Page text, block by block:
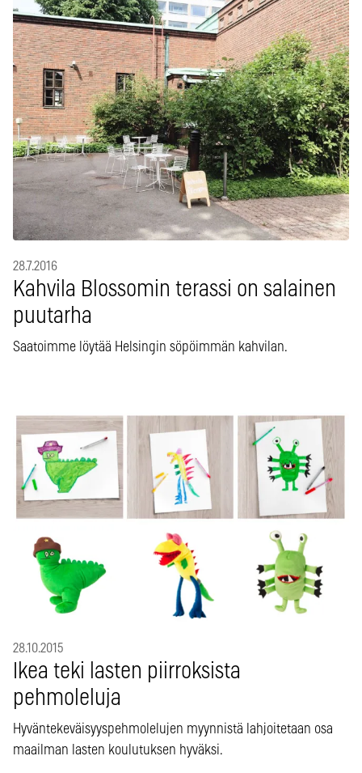
28.7.2016
Kahvila Blossomin terassi on salainen
puutarha
Saatoimme löytää Helsingin söpöimmän kahvilan.
28.10.2015
Ikea teki lasten piirroksista
pehmoleluja
Hyväntekeväisyyspehmolelujen myynnistä lahjoitetaan osa
maailman lasten koulutuksen hyväksi.